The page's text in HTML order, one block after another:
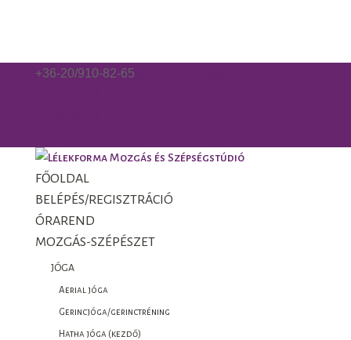
+36-20/910-82-65
FŐOLDAL
BELÉPÉS/REGISZTRÁCIÓ
ÓRAREND
MOZGÁS-SZÉPÉSZET
JÓGA
Aerial jóga
Gerincjóga/gerinctréning
Hatha jóga (kezdő)